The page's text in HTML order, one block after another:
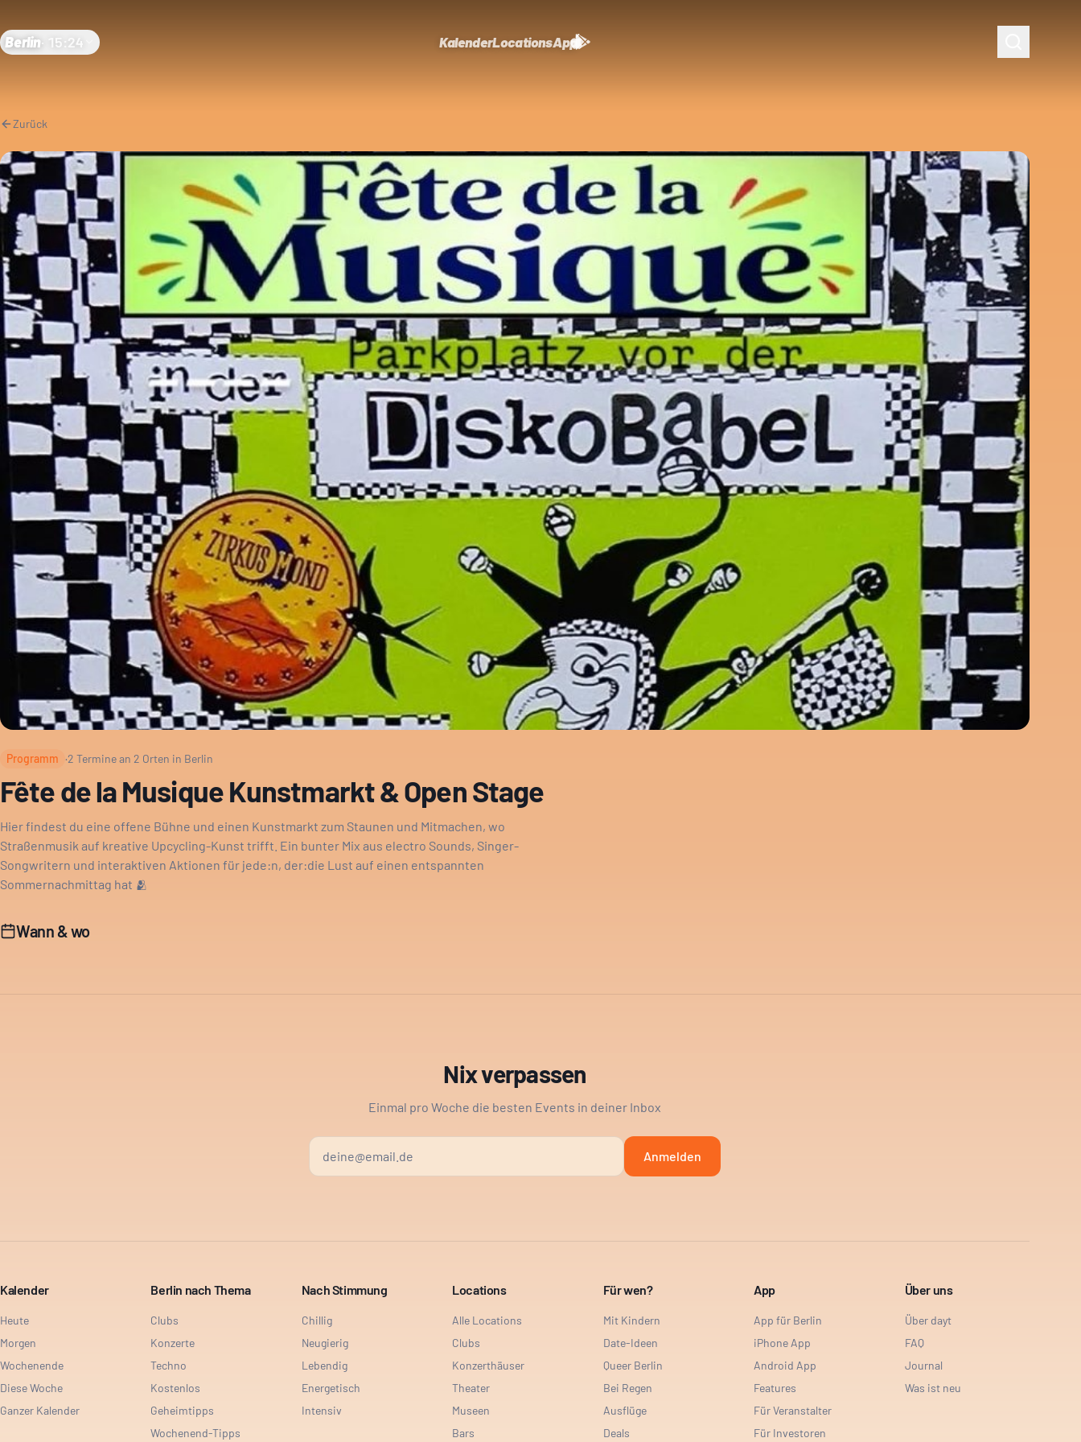
Berlin· 15:24 KalenderLocationsApp
Zurück
Programm ·2 Termine an 2 Orten in Berlin
Fête de la Musique Kunstmarkt & Open Stage
Hier findest du eine offene Bühne und einen Kunstmarkt zum Staunen und Mitmachen, wo
Straßenmusik auf kreative Upcycling-Kunst trifft. Ein bunter Mix aus electro Sounds, Singer-
Songwritern und interaktiven Aktionen für jede:n, der:die Lust auf einen entspannten
Sommernachmittag hat 🫂
Wann & wo
Nix verpassen
Einmal pro Woche die besten Events in deiner Inbox
Anmelden
Kalender
Heute
Morgen
Wochenende
Diese Woche
Ganzer Kalender
Berlin nach Thema
Clubs
Konzerte
Techno
Kostenlos
Geheimtipps
Wochenend-Tipps
Nach Stimmung
Chillig
Neugierig
Lebendig
Energetisch
Intensiv
Locations
Alle Locations
Clubs
Konzerthäuser
Theater
Museen
Bars
Für wen?
Mit Kindern
Date-Ideen
Queer Berlin
Bei Regen
Ausflüge
Deals
App
App für Berlin
iPhone App
Android App
Features
Für Veranstalter
Für Investoren
Über uns
Über dayt
FAQ
Journal
Was ist neu